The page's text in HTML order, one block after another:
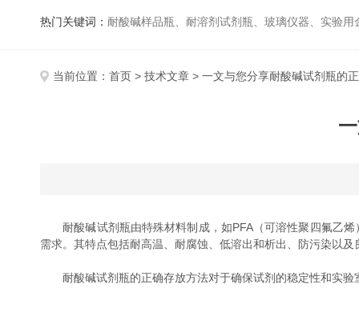
热门关键词： 耐酸碱样品瓶、耐溶剂试剂瓶、玻璃仪器、实验
当前位置： 首页 > 技术文章 > 一文与您分享耐酸碱试剂瓶的
耐酸碱试剂瓶由特殊材料制成，如PFA（可溶性聚四氟乙烯
需求。其特点包括耐高温、耐腐蚀、低溶出和析出、防污染以
耐酸碱试剂瓶的正确存放方法对于确保试剂的稳定性和实验